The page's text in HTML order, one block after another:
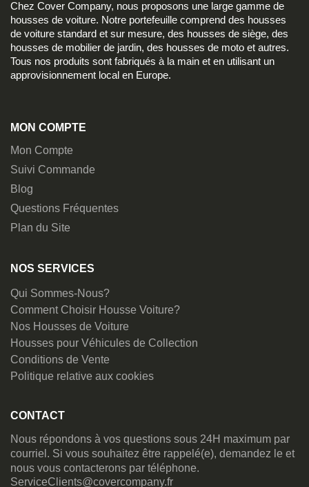
Chez Cover Company, nous proposons une large gamme de
housses de voiture. Notre portefeuille comprend des housses
de voiture standard et sur mesure, des housses de siège, des
housses de mobilier de jardin, des housses de moto et autres.
Tous nos produits sont fabriqués à la main et en utilisant un
approvisionnement local en Europe.
MON COMPTE
Mon Compte
Suivi Commande
Blog
Questions Fréquentes
Plan du Site
NOS SERVICES
Qui Sommes-Nous?
Comment Choisir Housse Voiture?
Nos Housses de Voiture
Housses pour Véhicules de Collection
Conditions de Vente
Politique relative aux cookies
CONTACT
Nous répondons à vos questions sous 24H maximum par
courriel. Si vous souhaitez être rappelé(e), demandez le et
nous vous contacterons par téléphone.
ServiceClients@covercompany.fr